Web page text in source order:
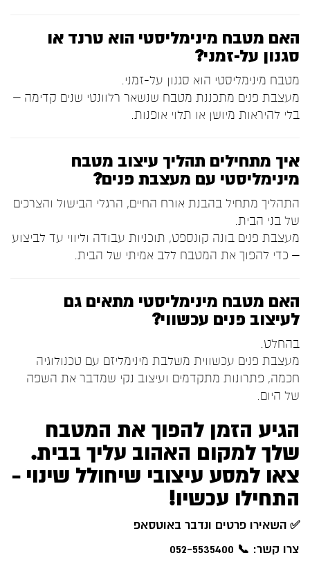
האם מטבח מינימליסטי הוא טרנד או
סגנון על-זמני?
מטבח מינימליסטי הוא סגנון על-זמני.
מעצבת פנים מתכננת מטבח שנשאר רלוונטי שנים קדימה –
בלי להיראות מיושן או תלוי אופנות.
איך מתחילים תהליך עיצוב מטבח
מינימליסטי עם מעצבת פנים?
התהליך מתחיל בהבנת אורח החיים, הרגלי הבישול והצרכים
של בני הבית.
מעצבת פנים בונה קונספט, תוכניות עבודה וליווי עד לביצוע
– כדי להפוך את המטבח ללב אמיתי של הבית.
האם מטבח מינימליסטי מתאים גם
לעיצוב פנים עכשווי?
בהחלט.
מעצבת פנים עכשווית משלבת מינימליזם עם טכנולוגיה
חכמה, פתרונות מתקדמים ועיצוב נקי שמדבר את השפה
של היום.
הגיע הזמן להפוך את המטבח
שלך למקום האהוב עליך בבית.
צאו למסע עיצובי שיחולל שינוי –
התחילו עכשיו!
✅ השאירו פרטים ונדבר באוטסאפ
צרו קשר: 📞 052-5535400